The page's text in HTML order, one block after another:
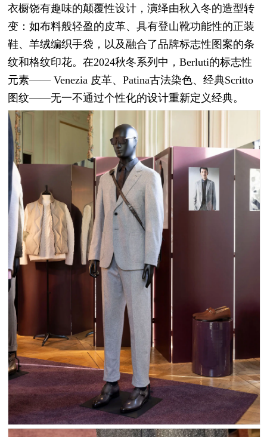
衣橱饶有趣味的颠覆性设计，演绎由秋入冬的造型转
变：如布料般轻盈的皮革、具有登山靴功能性的正装
鞋、羊绒编织手袋，以及融合了品牌标志性图案的条
纹和格纹印花。在2024秋冬系列中，Berluti的标志性
元素—— Venezia 皮革、Patina古法染色、经典Scritto
图纹——无一不通过个性化的设计重新定义经典。